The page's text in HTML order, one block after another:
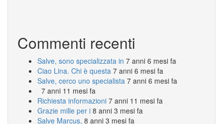
Commenti recenti
Salve, sono specializzata in 7 anni 6 mesi fa
Ciao Lina. Chi è questa 7 anni 6 mesi fa
Salve, cerco uno specialista 7 anni 6 mesi fa
7 anni 11 mesi fa
Richiesta informazioni 7 anni 11 mesi fa
Grazie mille per i 8 anni 3 mesi fa
Salve Marcus, 8 anni 3 mesi fa